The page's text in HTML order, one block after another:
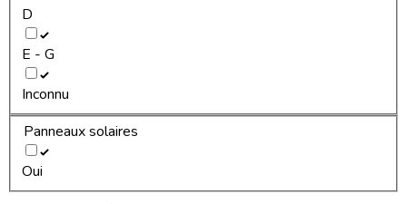
D
E - G
Inconnu
Panneaux solaires
Oui